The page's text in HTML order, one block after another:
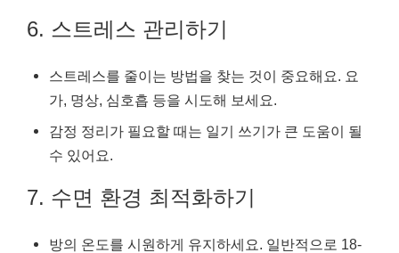
6. 스트레스 관리하기
스트레스를 줄이는 방법을 찾는 것이 중요해요. 요
가, 명상, 심호흡 등을 시도해 보세요.
감정 정리가 필요할 때는 일기 쓰기가 큰 도움이 될
수 있어요.
7. 수면 환경 최적화하기
방의 온도를 시원하게 유지하세요. 일반적으로 18-